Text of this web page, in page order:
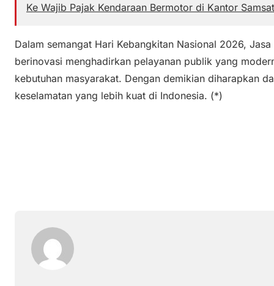
Ke Wajib Pajak Kendaraan Bermotor di Kantor Samsat
Dalam semangat Hari Kebangkitan Nasional 2026,
berinovasi menghadirkan pelayanan publik yang
kebutuhan masyarakat. Dengan demikian diharapkan
keselamatan yang lebih kuat di Indonesia. (*)